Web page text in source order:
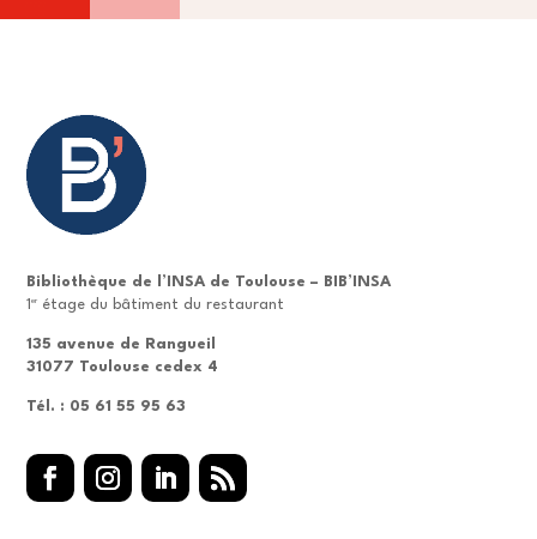
Bibliothèque de l’INSA de Toulouse – BIB’INSA
1er étage du bâtiment du restaurant
135 avenue de Rangueil
31077 Toulouse cedex 4
Tél. : 05 61 55 95 63